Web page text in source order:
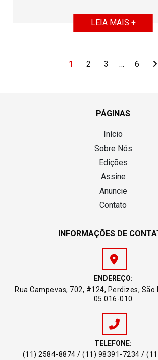
LEIA MAIS +
1 2 3 … 6
PÁGINAS
Início
Sobre Nós
Edições
Assine
Anuncie
Contato
INFORMAÇÕES DE
ENDEREÇO:
Rua Campevas, 702, #124, Perdizes, São
05.016-010
TELEFONE:
(11) 2584-8874 / (11) 98391-7234 /